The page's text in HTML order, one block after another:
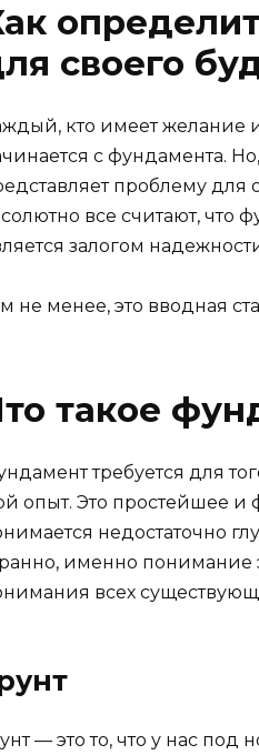
своего
кто имеет желание
с фундамента.
проблему для
все считают,
залогом
не менее, это вводная
такое
требуется для
опыт. Это простейшее и
недостаточно
именно понимание
всех
— это то, что у нас